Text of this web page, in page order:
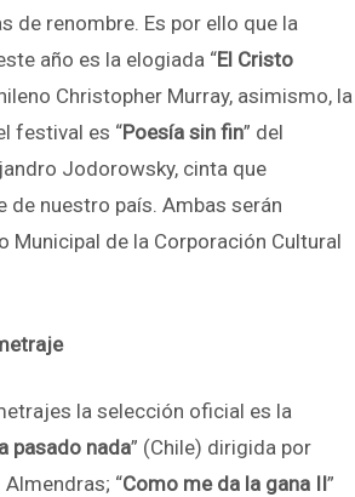
de renombre. Es por ello que la
año es la elogiada “El Cristo
Christopher Murray, asimismo, la
festival es “Poesía sin fin” del
Jodorowsky, cinta que
de nuestro país. Ambas serán
Municipal de la Corporación Cultural
la selección oficial es la
pasado nada” (Chile) dirigida por
“Como me da la gana II”